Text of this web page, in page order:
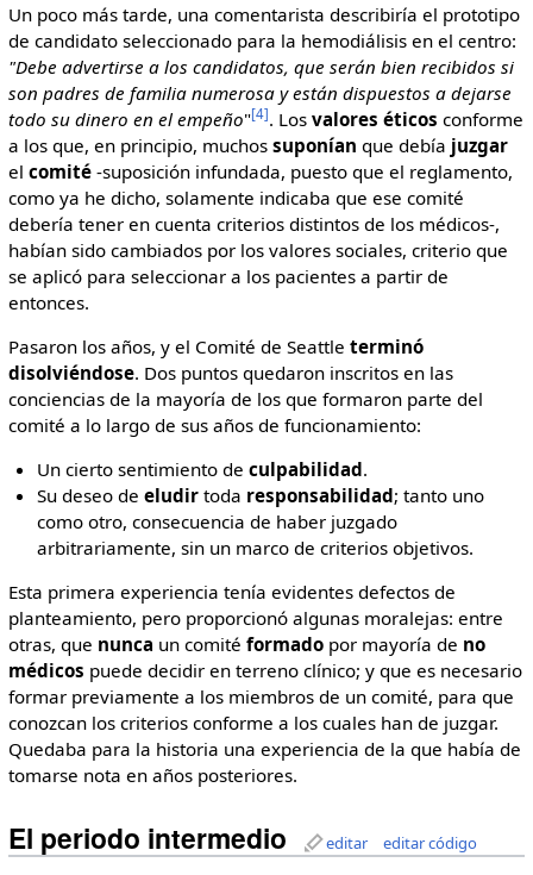
Un poco más tarde, una comentarista describiría el prototipo
de candidato seleccionado para la hemodiálisis en el centro:
"Debe advertirse a los candidatos, que serán bien recibidos si
son padres de familia numerosa y están dispuestos a dejarse
todo su dinero en el empeño"[4]. Los valores éticos conforme
a los que, en principio, muchos suponían que debía juzgar
el comité-suposición infundada, puesto que el reglamento,
como ya he dicho, solamente indicaba que ese comité
debería tener en cuenta criterios distintos de los médicos-,
habían sido cambiados por los valores sociales, criterio que
se aplicó para seleccionar a los pacientes a partir de
entonces.
Pasaron los años, y el Comité de Seattle terminó
disolviéndose. Dos puntos quedaron inscritos en las
conciencias de la mayoría de los que formaron parte del
comité a lo largo de sus años de funcionamiento:
Un cierto sentimiento deculpabilidad.
Su deseo deeludir toda responsabilidad; tanto uno
como otro, consecuencia de haber juzgado
arbitrariamente, sin un marco de criterios objetivos.
Esta primera experiencia tenía evidentes defectos de
planteamiento, pero proporcionó algunas moralejas: entre
otras, que nunca un comité formadopor mayoría de no
médicos puede decidir en terreno clínico; y que es necesario
formar previamente a los miembros de un comité, para que
conozcan los criterios conforme a los cuales han de juzgar.
Quedaba para la historia una experiencia de la que había de
tomarse nota en años posteriores.
El periodo intermedio editar editar código